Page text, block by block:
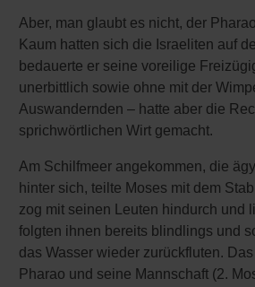
Aber, man glaubt es nicht, der
Kaum hatten sich die Israeliten auf
bedauerte er seine voreilige
unerbittlich sowie ohne mit der
Auswandernden – hatte aber die
sprichwörtlichen Wirt gemacht.
Am Schilfmeer angekommen, die
hinter sich, teilte Moses mit dem
zog mit seinen Leuten hindurch und
folgten ihnen bereits blindlings und
das Wasser wieder zurückfluten.
Pharao und seine Mannschaft (2.